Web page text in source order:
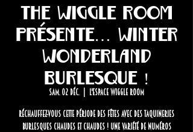
The Wiggle Room
présente… Winter
Wonderland
Burlesque !
sam. 02 déc.
  |
L'Espace Wiggle Room
Réchauffez-vous cette période des fêtes avec des taquineries
burlesques chaudes et chaudes ! Une variété de numéros